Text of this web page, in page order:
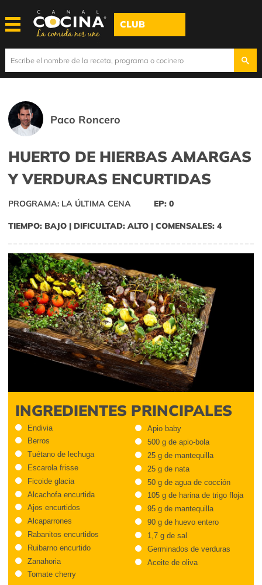
CLUB
Paco Roncero
HUERTO DE HIERBAS AMARGAS
Y VERDURAS ENCURTIDAS
PROGRAMA: LA ÚLTIMA CENA EP: 0
TIEMPO: BAJO | DIFICULTAD: ALTO | COMENSALES: 4
INGREDIENTES PRINCIPALES
Endivia
Berros
Tuétano de lechuga
Escarola frisse
Ficoide glacia
Alcachofa encurtida
Ajos encurtidos
Alcaparrones
Rabanitos encurtidos
Ruibarno encurtido
Zanahoria
Tomate cherry
Apio baby
500 g de apio-bola
25 g de mantequilla
25 g de nata
50 g de agua de cocción
105 g de harina de trigo floja
95 g de mantequilla
90 g de huevo entero
1,7 g de sal
Germinados de verduras
Aceite de oliva